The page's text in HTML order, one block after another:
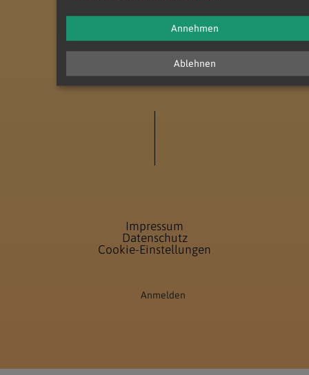
Impressum
Datenschutz
Cookie-Einstellungen
Anmelden
Ablehnen
Annehmen